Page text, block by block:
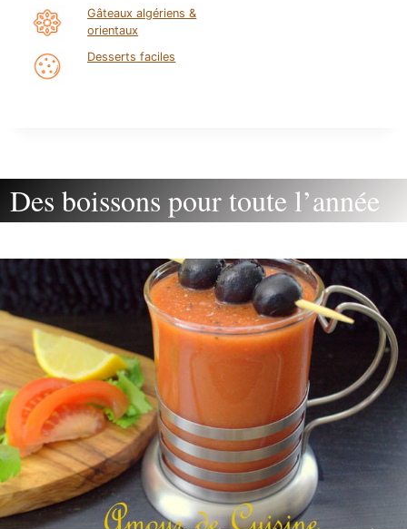
Gâteaux algériens &
orientaux
Desserts faciles
Des boissons pour toute l’année